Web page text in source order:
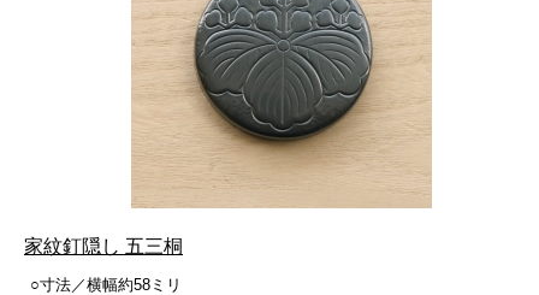
家紋釘隠し 五三桐
○寸法／横幅約58ミリ